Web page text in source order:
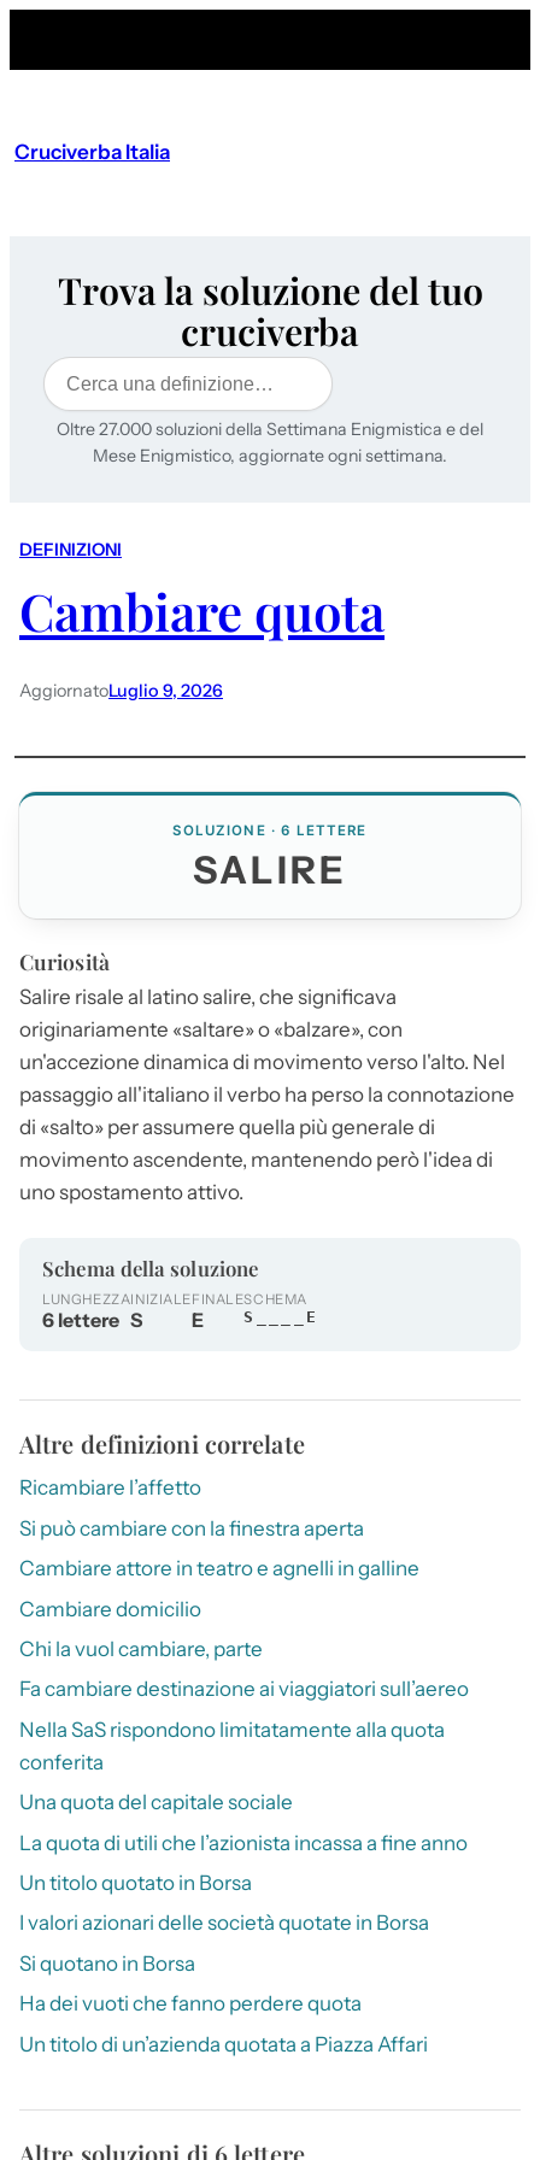
Cruciverba Italia
Trova la soluzione del tuo
cruciverba
Cerca
Oltre 27.000 soluzioni della Settimana Enigmistica e del
Mese Enigmistico, aggiornate ogni settimana.
DEFINIZIONI
Cambiare quota
AggiornatoLuglio 9, 2026
SOLUZIONE · 6 LETTERE
SALIRE
Curiosità
Salire risale al latinosalire, che significava
originariamente «saltare» o «balzare», con
un'accezione dinamica di movimento verso l'alto. Nel
passaggio all'italiano il verbo ha perso la connotazione
di «salto» per assumere quella più generale di
movimento ascendente, mantenendo però l'idea di
uno spostamento attivo.
Schema della soluzione
LUNGHEZZA
6 lettere
INIZIALE
S
FINALE
E
SCHEMA
S____E
Altre definizioni correlate
Ricambiare l’affetto
Si può cambiare con la finestra aperta
Cambiare attore in teatro e agnelli in galline
Cambiare domicilio
Chi la vuol cambiare, parte
Fa cambiare destinazione ai viaggiatori sull’aereo
Nella SaS rispondono limitatamente alla quota
conferita
Una quota del capitale sociale
La quota di utili che l’azionista incassa a fine anno
Un titolo quotato in Borsa
I valori azionari delle società quotate in Borsa
Si quotano in Borsa
Ha dei vuoti che fanno perdere quota
Un titolo di un’azienda quotata a Piazza Affari
Altre soluzioni di 6 lettere